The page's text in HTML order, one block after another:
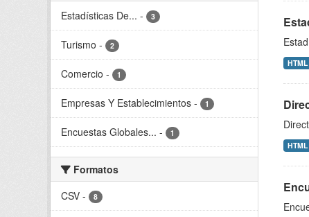
Estadísticas De... - 3
Turismo - 2
Comercio - 1
Empresas Y Establecimientos - 1
Encuestas Globales... - 1
Formatos
CSV - 8
HTML
HTML